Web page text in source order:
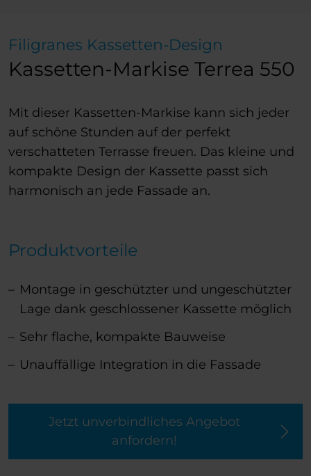
Filigranes Kassetten-Design
Kassetten-Markise Terrea 550
Mit dieser Kassetten-Markise kann sich jeder
auf schöne Stunden auf der perfekt
verschatteten Terrasse freuen. Das kleine und
kompakte Design der Kassette passt sich
harmonisch an jede Fassade an.
Produktvorteile
Montage in geschützter und ungeschützter
Lage dank geschlossener Kassette möglich
Sehr flache, kompakte Bauweise
Unauffällige Integration in die Fassade
Jetzt unverbindliches Angebot
anfordern!